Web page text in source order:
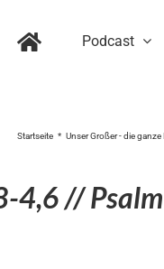
Podcast
Startseite Unser Großer - die ganze
4,6 //